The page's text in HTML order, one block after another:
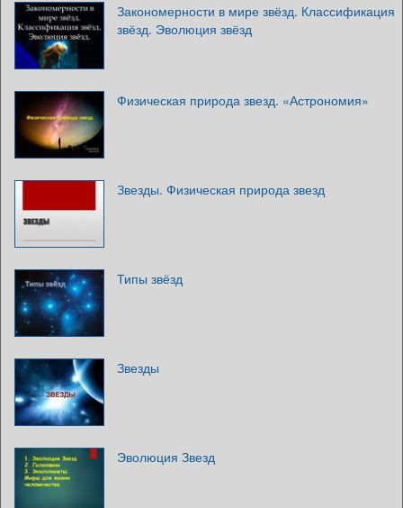
Закономерности в мире звёзд. Классификация
звёзд. Эволюция звёзд
Физическая природа звезд. «Астрономия»
Звезды. Физическая природа звезд
Типы звёзд
Звезды
Эволюция Звезд